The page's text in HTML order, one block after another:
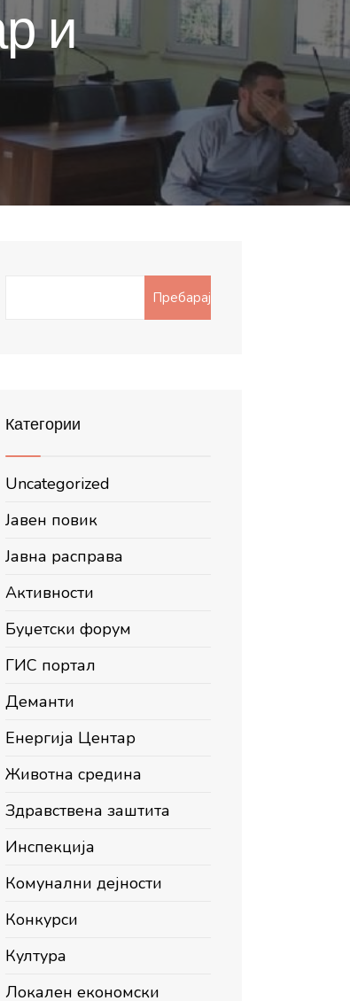
и
Пребарај
Категории
Uncategorized
Јавен повик
Јавна расправа
Активности
Буџетски форум
ГИС портал
Деманти
Енергија Центар
Животна средина
Здравствена заштита
Инспекција
Комунални дејности
Конкурси
Култура
Локален економски